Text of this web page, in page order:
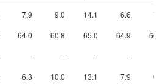
7.9 9.0 14.1 6.6 7.0
64.0 60.8 65.0 64.9 66.2
- - - -
6.3 10.0 13.1 7.9 6.4